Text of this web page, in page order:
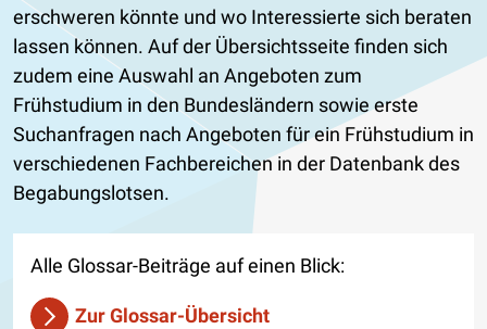
erschweren könnte und wo Interessierte sich beraten
lassen können. Auf der Übersichtsseite finden sich
zudem eine Auswahl an Angeboten zum
Frühstudium in den Bundesländern sowie erste
Suchanfragen nach Angeboten für ein Frühstudium in
verschiedenen Fachbereichen in der Datenbank des
Begabungslotsen.
Alle Glossar-Beiträge auf einen Blick:
Zur Glossar-Übersicht